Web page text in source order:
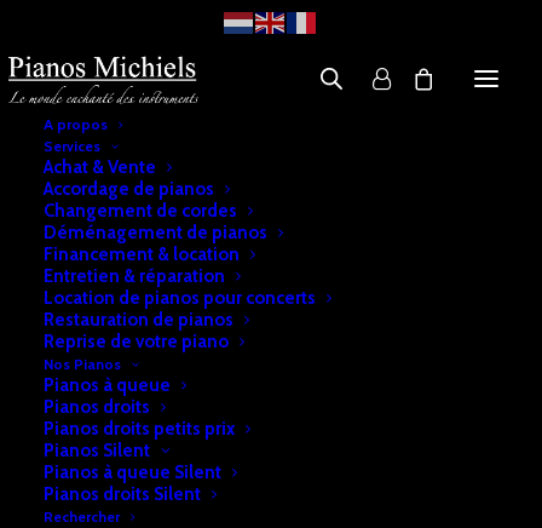
A propos
Services
Achat & Vente
Accordage de pianos
Changement de cordes
Déménagement de pianos
Financement & location
Entretien & réparation
Location de pianos pour concerts
Restauration de pianos
Reprise de votre piano
Nos Pianos
Pianos à queue
Pianos droits
Pianos droits petits prix
Pianos Silent
Pianos à queue Silent
Pianos droits Silent
Rechercher